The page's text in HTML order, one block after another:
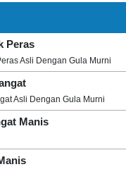
Peras
Asli Dengan Gula Murni
Asli Dengan Gula Murni
Manis